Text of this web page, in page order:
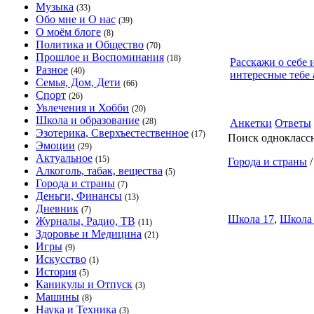
Музыка (33)
Обо мне и О нас (39)
О моём блоге (8)
Политика и Общество (70)
Прошлое и Воспоминания (18)
Разное (40)
Семья, Дом, Дети (66)
Спорт (26)
Увлечения и Хобби (20)
Школа и образование (28)
Эзотерика, Сверхъестественное (17)
Эмоции (29)
Актуальное (15)
Алкоголь, табак, вещества (5)
Города и страны (7)
Деньги, Финансы (13)
Дневник (7)
Журналы, Радио, ТВ (11)
Здоровье и Медицина (21)
Игры (9)
Искусство (1)
История (5)
Каникулы и Отпуск (3)
Машины (8)
Наука и Техника (3)
Расскажи о себе
интересные тебе
Анкетки Ответы
Поиск
Города и страны
Школа 17, Школа